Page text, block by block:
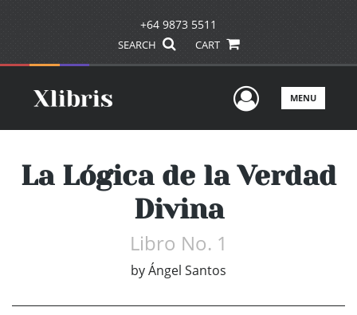
+64 9873 5511
SEARCH CART
UserMENU
La Lógica de la Verdad
Divina
Libro No. 1
byÁngel Santos